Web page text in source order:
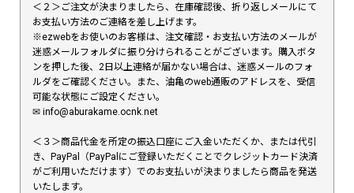
＜２＞ご注文が決まりましたら、在庫確認後、折り返しメールにて
お支払い方法のご連絡を差し上げます。
※ezwebをお使いのお客様は、注文確認・お支払い方法のメールが
迷惑メールフォルダに振り分けられることがございます。購入ボタ
ンを押した後、2日以上連絡が届かない場合は、迷惑メールのフォ
ルダをご確認ください。また、油亀のweb通販のアドレスを、受信
可能な状態にご設定ください。
✉︎ info@aburakame.ocnk.net
＜３＞商品代金を所定の振込口座にご入金いただくか、または代引
き、PayPal（PayPalにご登録いただくことでクレジットカード決済
がご利用いただけます）でのお支払いが決まりましたら商品を発送
いたします。